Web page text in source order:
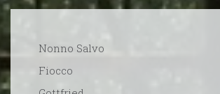
Nonno Salvo
Fiocco